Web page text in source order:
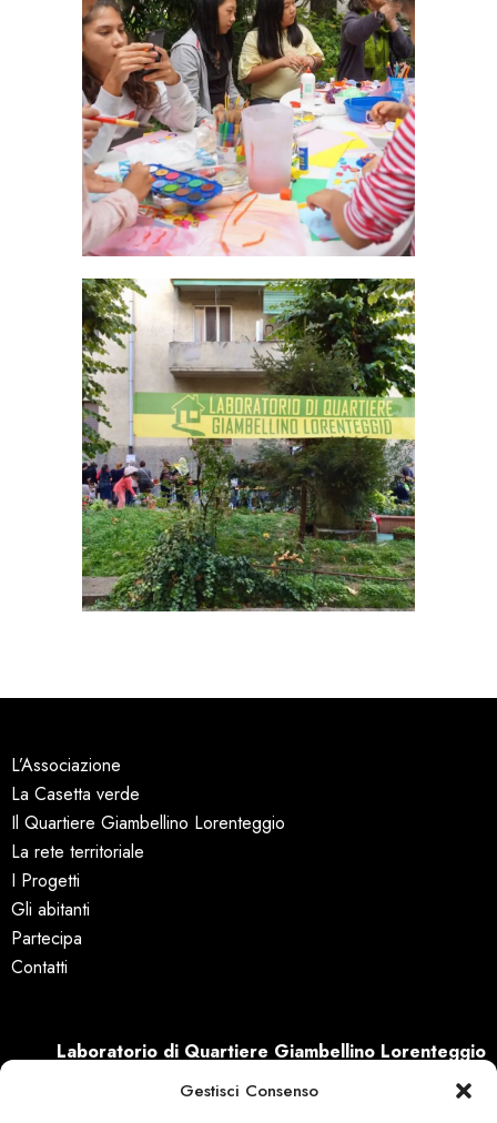
Gestisci Consenso
L’Associazione
La Casetta verde
Il Quartiere Giambellino Lorenteggio
La rete territoriale
I Progetti
Gli abitanti
Partecipa
Contatti
Laboratorio di Quartiere Giambellino Lorenteggio
via Odazio, 7